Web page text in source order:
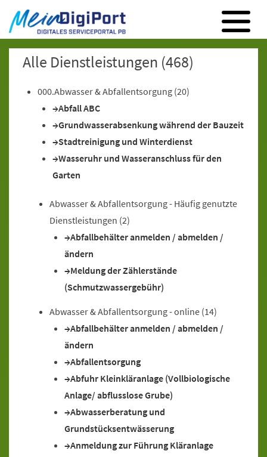
Digitales Serviceportal Paderborn
Zur Hauptnavigation
Zum Inhalt
Zum Footer
Alle Dienstleistungen (468)
000.Abwasser & Abfallentsorgung (20)
Abfall ABC
Grundwasserabsenkung während der Bauzeit
Stadtreinigung und Winterdienst
Wasseruhr und Wasseranschluss für den
Garten
Abwasser & Abfallentsorgung - Häufig genutzte
Dienstleistungen (2)
Abfallbehälter anmelden / abmelden /
ändern
Meldung der Zählerstände
(Schmutzwassergebühr)
Abwasser & Abfallentsorgung - online (14)
Abfallbehälter anmelden / abmelden /
ändern
Abfallentsorgung
Abfuhr Kleinkläranlage (Vollbiologische
Anlage/ abflusslose Grube)
Abwasserberatung und
Grundstücksentwässerung
Anmeldung zur Führung Kläranlage